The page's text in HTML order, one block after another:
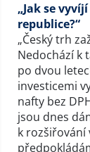
„Jak se
republice?“
„Český trh
Nedochází k
po dvou
investicemi
nafty bez
jsou dnes
k rozšiřování